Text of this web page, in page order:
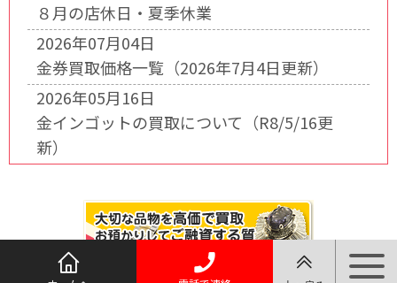
８月の店休日・夏季休業
2026年07月04日
金券買取価格一覧（2026年7月4日更新）
2026年05月16日
金インゴットの買取について（R8/5/16更
新）